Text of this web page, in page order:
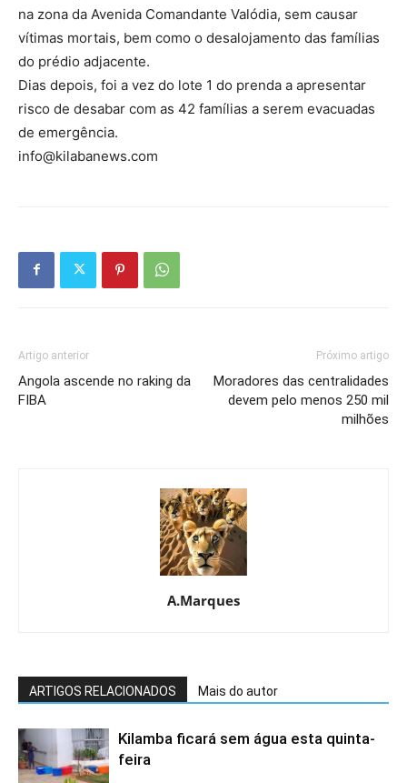
na zona da Avenida Comandante Valódia, sem causar
vítimas mortais, bem como o desalojamento das famílias
do prédio adjacente.
Dias depois, foi a vez do lote 1 do prenda a apresentar
risco de desabar com as 42 famílias a serem evacuadas
de emergência.
info@kilabanews.com
Artigo anterior
Angola ascende no raking da
FIBA
Próximo artigo
Moradores das centralidades
devem pelo menos 250 mil
milhões
A.Marques
ARTIGOS RELACIONADOS Mais do autor
Kilamba ficará sem água esta quinta-
feira